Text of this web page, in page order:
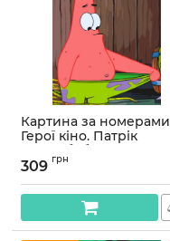
Картина за номерами
Герої кіно. Патрік
(спанчбоб) 40*50 см
Орігамі LW 3542
Артикул:LW3542
309 грн